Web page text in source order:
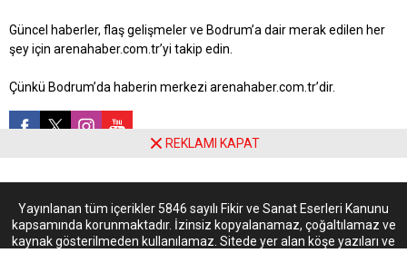
Güncel haberler, flaş gelişmeler ve Bodrum’a dair merak edilen her
şey için arenahaber.com.tr’yi takip edin.
Çünkü Bodrum’da haberin merkezi arenahaber.com.tr’dir.
Yayınlanan tüm içerikler 5846 sayılı Fikir ve Sanat Eserleri Kanunu
kapsamında korunmaktadır. İzinsiz kopyalanamaz, çoğaltılamaz ve
kaynak gösterilmeden kullanılamaz. Sitede yer alan köşe yazıları ve
REKLAMI KAPAT